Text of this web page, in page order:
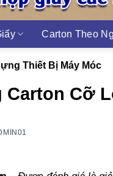
Carton Theo
Thiết Bị Máy Móc
Carton Cỡ